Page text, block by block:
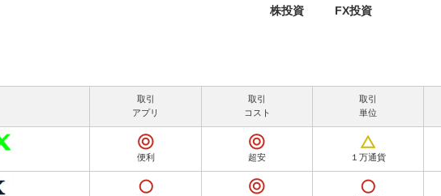
株投資 FX投資
取引
アプリ
取引
コスト
取引
単位
便利 超安 １万通貨